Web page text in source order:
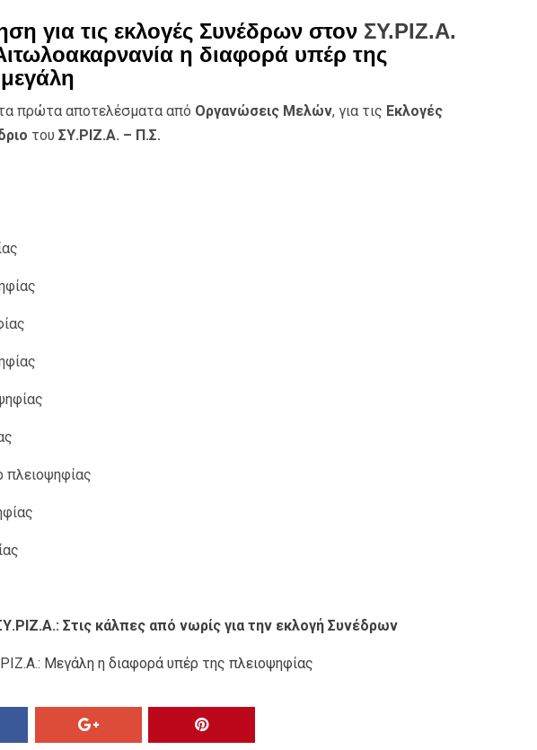
για τις εκλογές Συνέδρων στον ΣΥ.ΡΙΖ.Α.
η διαφορά υπέρ της
τα πρώτα αποτελέσματα από Οργανώσεις Μελών, για τις Εκλογές
του ΣΥ.ΡΙΖ.Α. – Π.Σ.
πλειοψηφίας
Στις κάλπες από νωρίς για την εκλογή Συνέδρων
Μεγάλη η διαφορά υπέρ της πλειοψηφίας